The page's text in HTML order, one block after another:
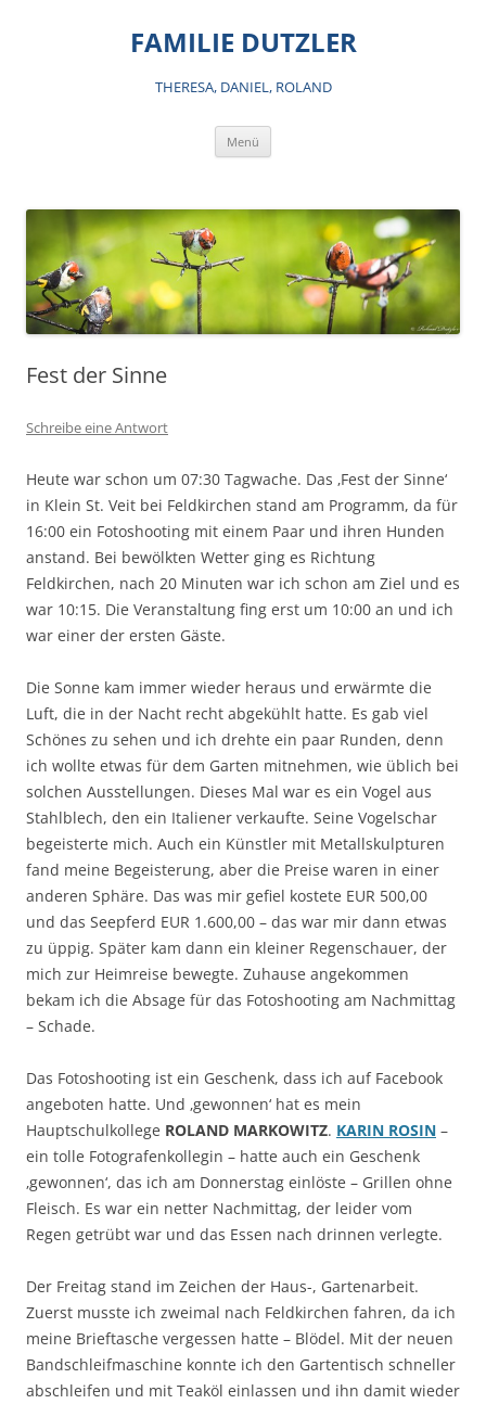
FAMILIE DUTZLER
THERESA, DANIEL, ROLAND
Menü
Fest der Sinne
Schreibe eine Antwort
Heute war schon um 07:30 Tagwache. Das ‚Fest der Sinne‘
in Klein St. Veit bei Feldkirchen stand am Programm, da für
16:00 ein Fotoshooting mit einem Paar und ihren Hunden
anstand. Bei bewölkten Wetter ging es Richtung
Feldkirchen, nach 20 Minuten war ich schon am Ziel und es
war 10:15. Die Veranstaltung fing erst um 10:00 an und ich
war einer der ersten Gäste.
Die Sonne kam immer wieder heraus und erwärmte die
Luft, die in der Nacht recht abgekühlt hatte. Es gab viel
Schönes zu sehen und ich drehte ein paar Runden, denn
ich wollte etwas für dem Garten mitnehmen, wie üblich bei
solchen Ausstellungen. Dieses Mal war es ein Vogel aus
Stahlblech, den ein Italiener verkaufte. Seine Vogelschar
begeisterte mich. Auch ein Künstler mit Metallskulpturen
fand meine Begeisterung, aber die Preise waren in einer
anderen Sphäre. Das was mir gefiel kostete EUR 500,00
und das Seepferd EUR 1.600,00 – das war mir dann etwas
zu üppig. Später kam dann ein kleiner Regenschauer, der
mich zur Heimreise bewegte. Zuhause angekommen
bekam ich die Absage für das Fotoshooting am Nachmittag
– Schade.
Das Fotoshooting ist ein Geschenk, dass ich auf Facebook
angeboten hatte. Und ‚gewonnen‘ hat es mein
Hauptschulkollege ROLAND MARKOWITZ. KARIN ROSIN –
ein tolle Fotografenkollegin – hatte auch ein Geschenk
‚gewonnen‘, das ich am Donnerstag einlöste – Grillen ohne
Fleisch. Es war ein netter Nachmittag, der leider vom
Regen getrübt war und das Essen nach drinnen verlegte.
Der Freitag stand im Zeichen der Haus-, Gartenarbeit.
Zuerst musste ich zweimal nach Feldkirchen fahren, da ich
meine Brieftasche vergessen hatte – Blödel. Mit der neuen
Bandschleifmaschine konnte ich den Gartentisch schneller
abschleifen und mit Teaköl einlassen und ihn damit wieder